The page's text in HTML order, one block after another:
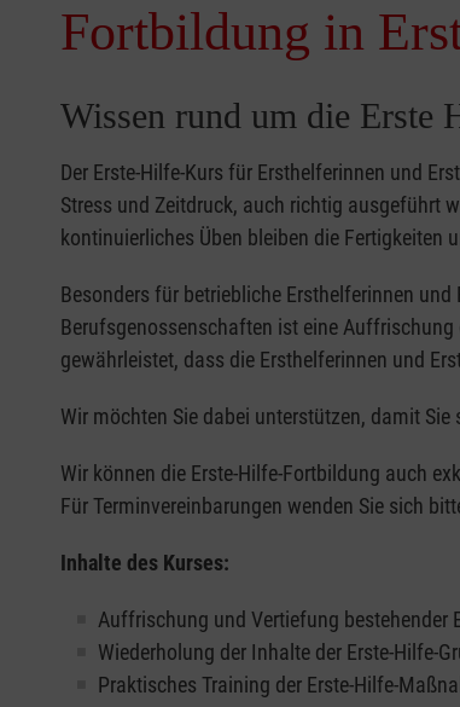
Fortbildung in
Wissen rund um die Erste
Der Erste-Hilfe-Kurs für Ersthelferinnen und
Stress und Zeitdruck, auch richtig ausgeführt
kontinuierliches Üben bleiben die Fertigkeiten
Besonders für betriebliche Ersthelferinnen
Berufsgenossenschaften ist eine
gewährleistet, dass die Ersthelferinnen und
Wir möchten Sie dabei unterstützen, damit
Wir können die Erste-Hilfe-Fortbildung auch
Für Terminvereinbarungen wenden Sie sich
Inhalte des Kurses:
Auffrischung und Vertiefung bestehender
Wiederholung der Inhalte der Erste-Hilfe-
Praktisches Training der Erste-Hilfe-